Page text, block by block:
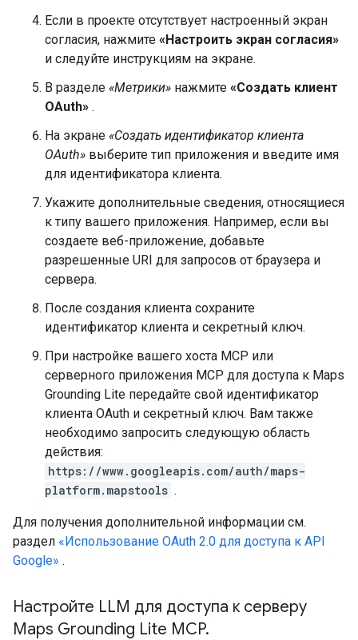
Если в проекте отсутствует настроенный экран
согласия, нажмите «Настроить экран согласия»
и следуйте инструкциям на экране.
В разделе «Метрики» нажмите «Создать клиент
OAuth» .
На экране «Создать идентификатор клиента
OAuth» выберите тип приложения и введите имя
для идентификатора клиента.
Укажите дополнительные сведения, относящиеся
к типу вашего приложения. Например, если вы
создаете веб-приложение, добавьте
разрешенные URI для запросов от браузера и
сервера.
После создания клиента сохраните
идентификатор клиента и секретный ключ.
При настройке вашего хоста MCP или
серверного приложения MCP для доступа к Maps
Grounding Lite передайте свой идентификатор
клиента OAuth и секретный ключ. Вам также
необходимо запросить следующую область
действия:
https://www.googleapis.com/auth/maps-
platform.mapstools .
Для получения дополнительной информации см.
раздел «Использование OAuth 2.0 для доступа к API
Google» .
Настройте LLM для доступа к серверу
Maps Grounding Lite MCP.